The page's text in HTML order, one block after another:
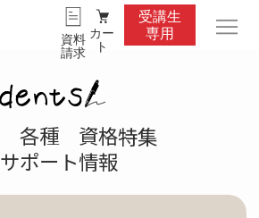
資料
請求
カー
ト
受講生
専用
各種
サポート
資格
情報
特集